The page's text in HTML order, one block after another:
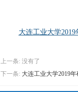
大连工业大学2019
上一条: 没有了
下一条: 大连工业大学2019